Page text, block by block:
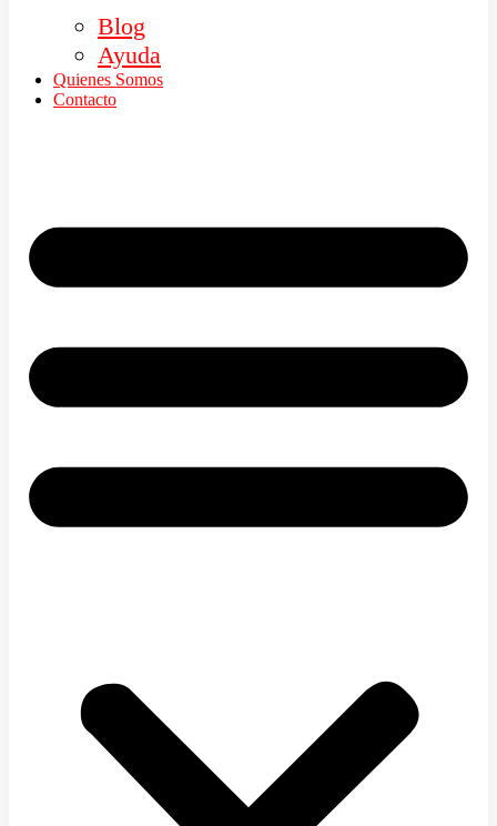
Blog
Ayuda
Quienes Somos
Contacto